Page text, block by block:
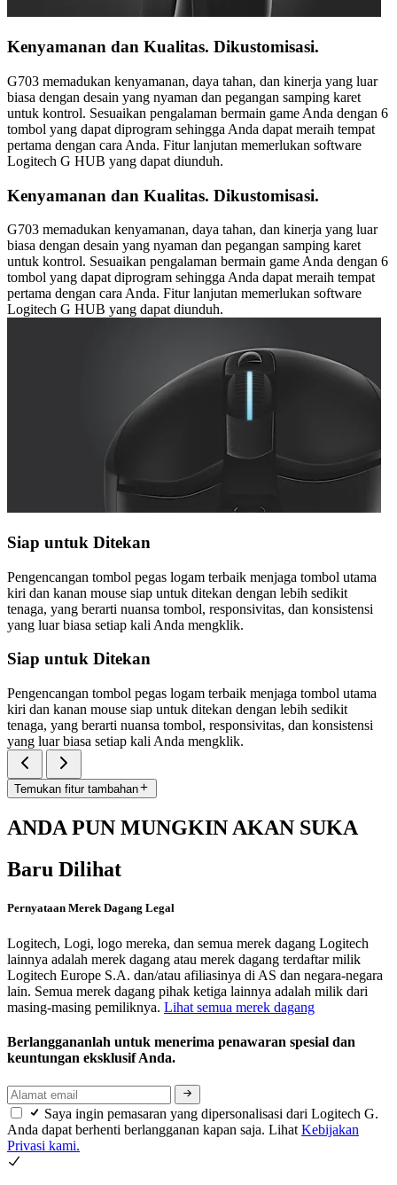
Kenyamanan dan Kualitas. Dikustomisasi.
G703 memadukan kenyamanan, daya tahan, dan kinerja yang luar
biasa dengan desain yang nyaman dan pegangan samping karet
untuk kontrol. Sesuaikan pengalaman bermain game Anda dengan 6
tombol yang dapat diprogram sehingga Anda dapat meraih tempat
pertama dengan cara Anda. Fitur lanjutan memerlukan software
Logitech G HUB yang dapat diunduh.
Kenyamanan dan Kualitas. Dikustomisasi.
G703 memadukan kenyamanan, daya tahan, dan kinerja yang luar
biasa dengan desain yang nyaman dan pegangan samping karet
untuk kontrol. Sesuaikan pengalaman bermain game Anda dengan 6
tombol yang dapat diprogram sehingga Anda dapat meraih tempat
pertama dengan cara Anda. Fitur lanjutan memerlukan software
Logitech G HUB yang dapat diunduh.
Siap untuk Ditekan
Pengencangan tombol pegas logam terbaik menjaga tombol utama
kiri dan kanan mouse siap untuk ditekan dengan lebih sedikit
tenaga, yang berarti nuansa tombol, responsivitas, dan konsistensi
yang luar biasa setiap kali Anda mengklik.
Siap untuk Ditekan
Pengencangan tombol pegas logam terbaik menjaga tombol utama
kiri dan kanan mouse siap untuk ditekan dengan lebih sedikit
tenaga, yang berarti nuansa tombol, responsivitas, dan konsistensi
yang luar biasa setiap kali Anda mengklik.
Temukan fitur tambahan
ANDA PUN MUNGKIN AKAN SUKA
Baru Dilihat
Pernyataan Merek Dagang Legal
Logitech, Logi, logo mereka, dan semua merek dagang Logitech
lainnya adalah merek dagang atau merek dagang terdaftar milik
Logitech Europe S.A. dan/atau afiliasinya di AS dan negara-negara
lain. Semua merek dagang pihak ketiga lainnya adalah milik dari
masing-masing pemiliknya. Lihat semua merek dagang
Berlanggananlah untuk menerima penawaran spesial dan
keuntungan eksklusif Anda.
Saya ingin pemasaran yang dipersonalisasi dari Logitech G.
Anda dapat berhenti berlangganan kapan saja. LihatKebijakan
Privasi kami.